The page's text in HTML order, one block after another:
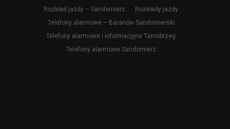
Rozkład jazdy – Sandomierz
Rozkłady jazdy
Telefony alarmowe – Baranów Sandomierski
Telefony alarmowe i informacyjne Tarnobrzeg
Telefony alarmowe Sandomierz